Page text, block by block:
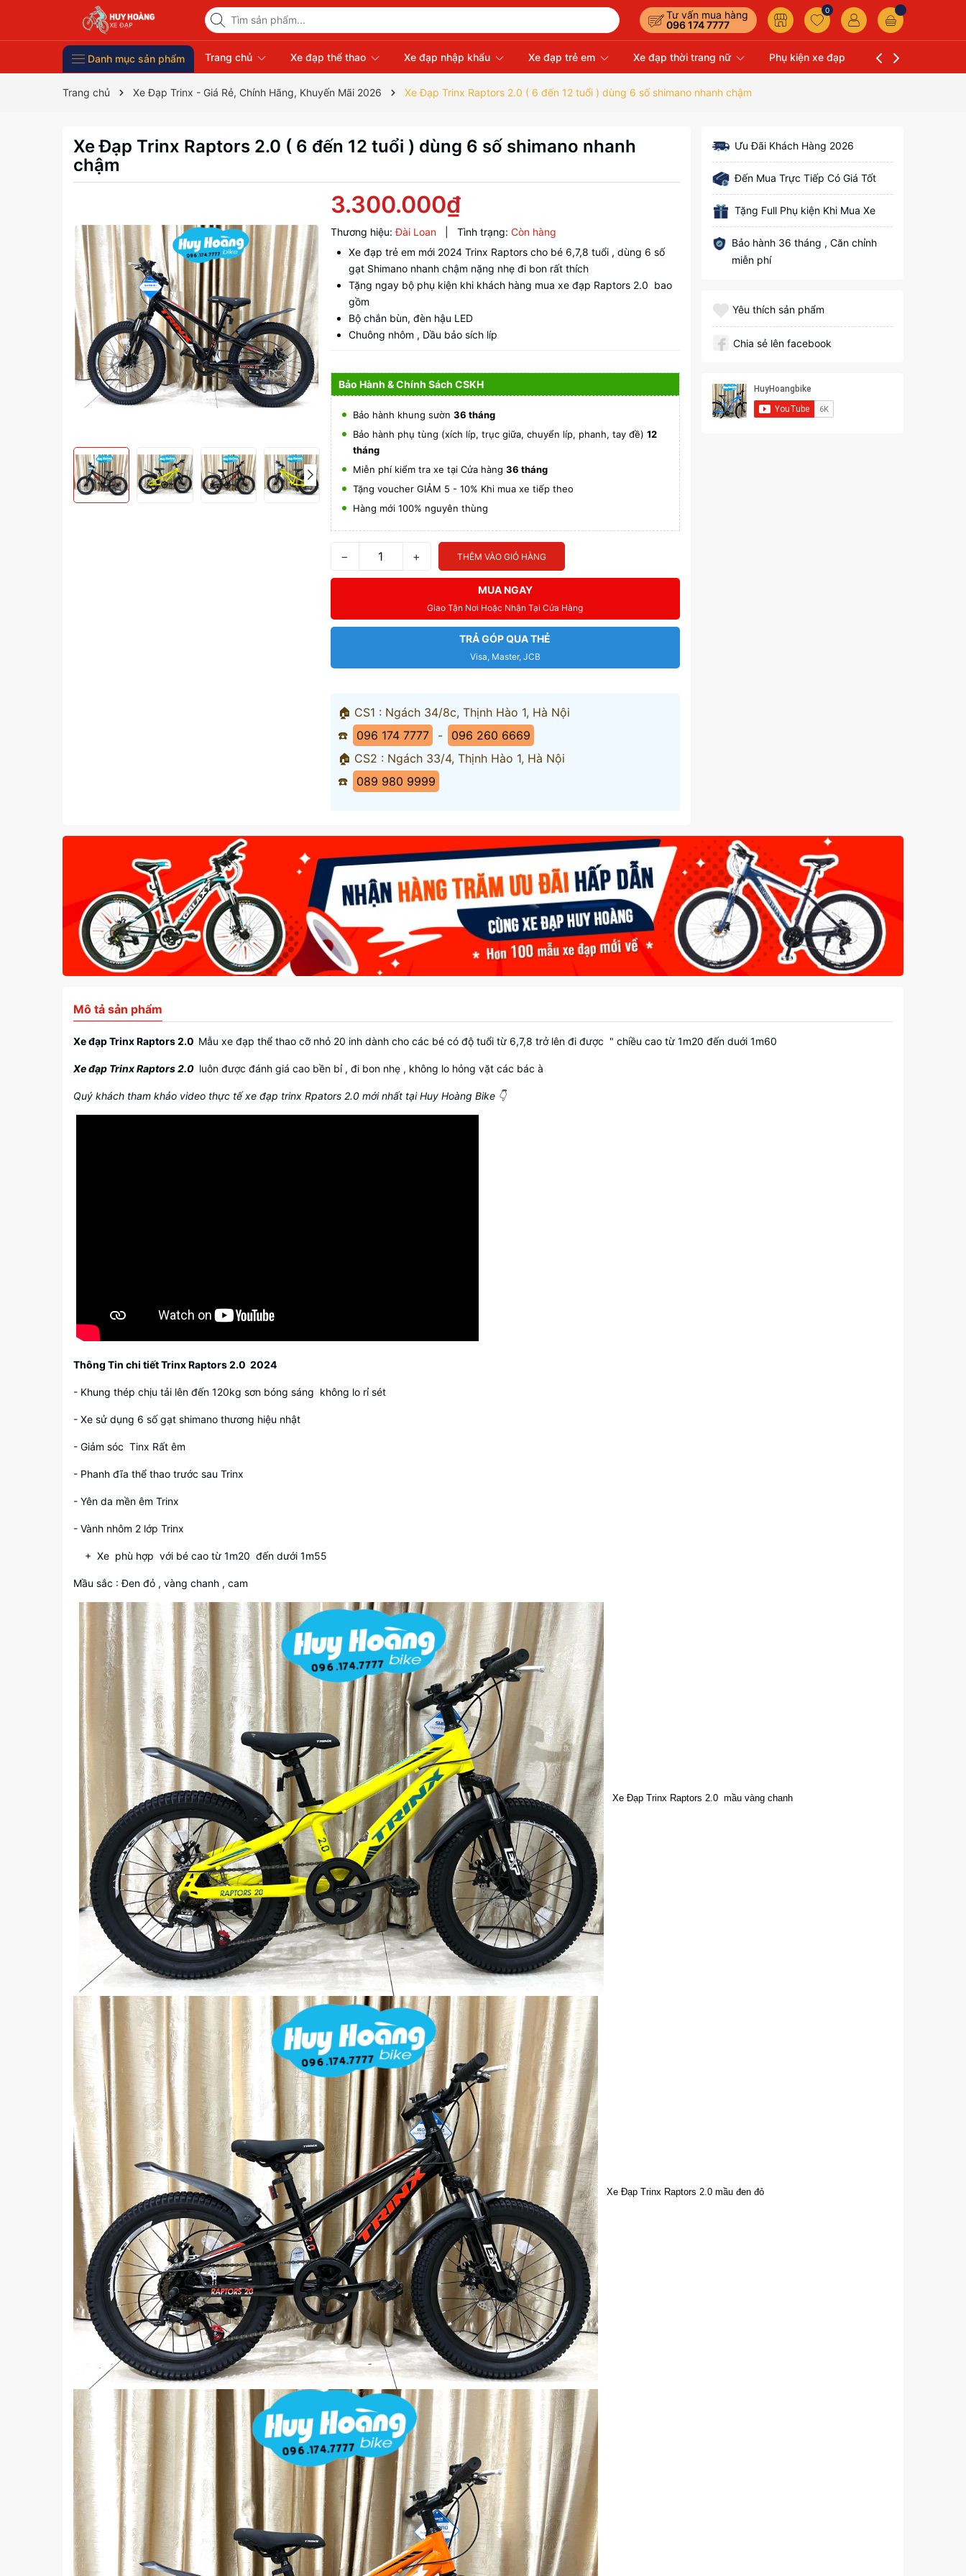
Tư vấn mua hàng
096 174 7777
0
Danh mục sản phẩm Trang chủ Xe đạp thể thao Xe đạp nhập khẩu Xe đạp trẻ em Xe đạp thời trang nữ Phụ kiện xe đạp Liên hệ
Trang chủ Xe Đạp Trinx - Giá Rẻ, Chính Hãng, Khuyến Mãi 2026 Xe Đạp Trinx Raptors 2.0 ( 6 đến 12 tuổi ) dùng 6 số shimano nhanh chậm
Xe Đạp Trinx Raptors 2.0 ( 6 đến 12 tuổi ) dùng 6 số shimano nhanh
chậm
3.300.000₫
Thương hiệu: Đài Loan Tình trạng: Còn hàng
Xe đạp trẻ em mới 2024 Trinx Raptors cho bé 6,7,8 tuổi , dùng 6 số
gạt Shimano nhanh chậm nặng nhẹ đi bon rất thích
Tặng ngay bộ phụ kiện khi khách hàng mua xe đạp Raptors 2.0 bao
gồm
Bộ chắn bùn, đèn hậu LED
Chuông nhôm , Dầu bảo sích líp
Bảo Hành & Chính Sách CSKH
Bảo hành khung sườn 36 tháng
Bảo hành phụ tùng (xích líp, trục giữa, chuyển líp, phanh, tay đề) 12
tháng
Miễn phí kiểm tra xe tại Cửa hàng 36 tháng
Tặng voucher GIẢM 5 - 10% Khi mua xe tiếp theo
Hàng mới 100% nguyên thùng
− + THÊM VÀO GIỎ HÀNG
MUA NGAY
Giao Tận Nơi Hoặc Nhận Tại Cửa Hàng
TRẢ GÓP QUA THẺ
Visa, Master, JCB
🏠 CS1 : Ngách 34/8c, Thịnh Hào 1, Hà Nội
☎️
096 174 7777 -
096 260 6669
🏠 CS2 : Ngách 33/4, Thịnh Hào 1, Hà Nội
☎️
089 980 9999
Ưu Đãi Khách Hàng 2026
Đến Mua Trực Tiếp Có Giá Tốt
Tặng Full Phụ kiện Khi Mua Xe
Bảo hành 36 tháng , Căn chỉnh
miễn phí
Yêu thích sản phẩm
Chia sẻ lên facebook
Mô tả sản phẩm
Xe đạp Trinx Raptors 2.0 Mẫu xe đạp thể thao cỡ nhỏ 20 inh dành cho các bé có độ tuổi từ 6,7,8 trở lên đi được " chiều cao từ 1m20 đến duới 1m60
Xe đạp Trinx Raptors 2.0 luôn được đánh giá cao bền bỉ , đi bon nhẹ , không lo hỏng vặt các bác à
Quý khách tham khảo video thực tế xe đạp trinx Rpators 2.0 mới nhất tại Huy Hoàng Bike 👇
Thông Tin chi tiết Trinx Raptors 2.0 2024
- Khung thép chịu tải lên đến 120kg sơn bóng sáng không lo rỉ sét
- Xe sử dụng 6 số gạt shimano thương hiệu nhật
- Giảm sóc Tinx Rất êm
- Phanh đĩa thể thao trước sau Trinx
- Yên da mền êm Trinx
- Vành nhôm 2 lớp Trinx
+ Xe phù hợp với bé cao từ 1m20 đến dưới 1m55
Mầu sắc : Đen đỏ , vàng chanh , cam
Xe Đạp Trinx Raptors 2.0 mầu vàng chanh
Xe Đạp Trinx Raptors 2.0 mầu đen đỏ